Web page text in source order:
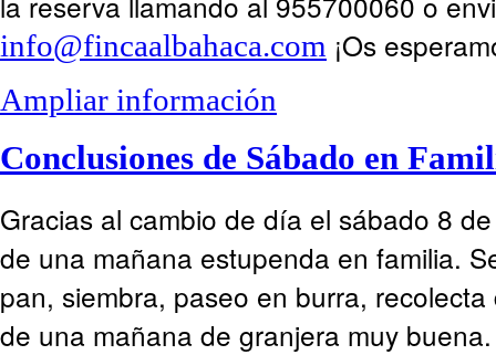
info@fincaalbahaca.com ¡Os
Ampliar información
Conclusiones de Sábado en
Gracias al cambio de día el sábado 8
de una mañana estupenda en familia.
pan, siembra, paseo en burra,
de una mañana de granjera muy